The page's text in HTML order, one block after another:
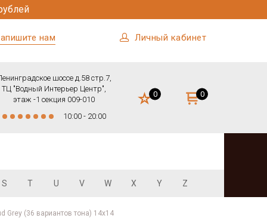
нам Личный кабинет
шоссе д.58 стр.7,
ТЦ "Водный Интерьер Центр",
этаж -1 секция 009-010
10:00 - 20:00
0 0
S T U V W X Y Z
Grey (36 вариантов тона) 14х14